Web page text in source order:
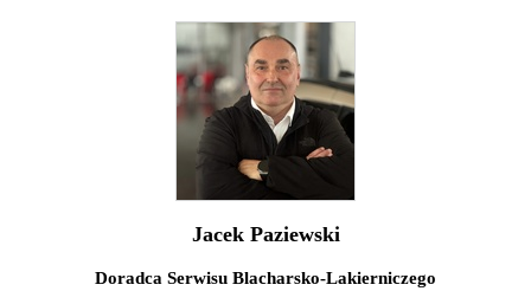
Jacek Paziewski
Doradca Serwisu Blacharsko-Lakierniczego